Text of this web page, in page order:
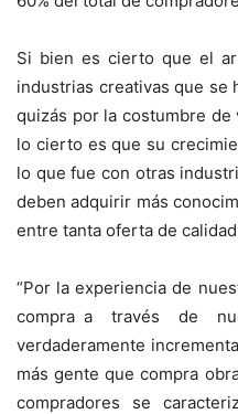
Si bien es cierto que el
industrias creativas que se
quizás por la costumbre
lo cierto es que su
lo que fue con otras
deben adquirir más
entre tanta oferta de
“Por la experiencia de
compra a través de
verdaderamente
más gente que compra
compradores se